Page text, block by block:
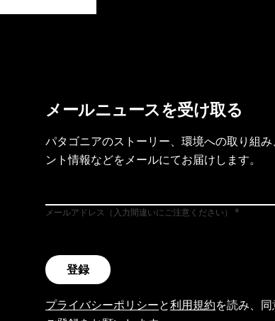
メールニュースを受け取る
パタゴニアのストーリー、環境への取り組
ント情報などをメールにてお届けします。
メールアドレス（入力間違いにご注意ください）
登録
プライバシーポリシーと利用規約を読み、